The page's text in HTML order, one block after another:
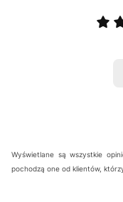
Wyświetlane są wszystkie
pochodzą one od klientów,